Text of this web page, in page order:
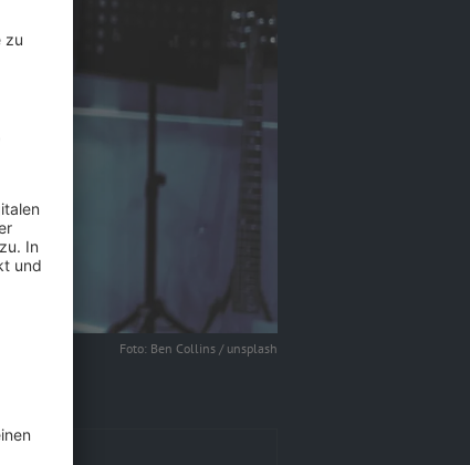
Foto: Ben Collins / unsplash